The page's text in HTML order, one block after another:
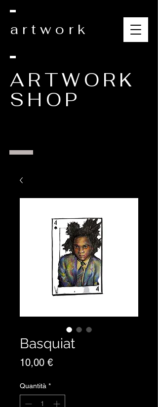
artwork
ARTWORK
SHOP
Basquiat
10,00 €Prezzo
Quantità *